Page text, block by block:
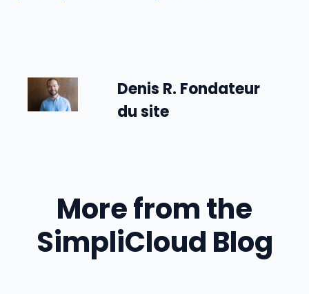
Denis R. Fondateur
du site
More from the
SimpliCloud Blog